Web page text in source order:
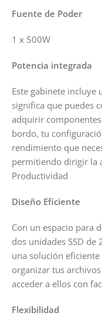
Fuente de Poder
1 x 500W
Potencia integrada
Este gabinete incluye
significa que puedes
adquirir
bordo, tu
rendimiento que
permitiendo dirigir la
Productividad
Diseño Eficiente
Con un espacio para
dos unidades SSD de
una solución
organizar tus
acceder a ellos con
Flexibilidad